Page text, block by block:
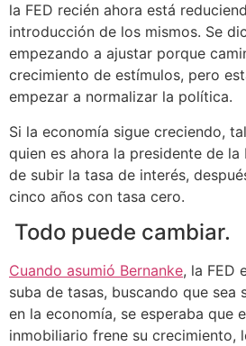
la FED recién ahora está
introducción de los mismos. Se
empezando a ajustar porque
crecimiento de estímulos, pero
empezar a normalizar la política.
Si la economía sigue creciendo,
quien es ahora la presidente de la
de subir la tasa de interés,
cinco años con tasa cero.
Todo puede cambiar.
Cuando asumió Bernanke, la FED
suba de tasas, buscando que sea
en la economía, se esperaba que
inmobiliario frene su crecimiento,